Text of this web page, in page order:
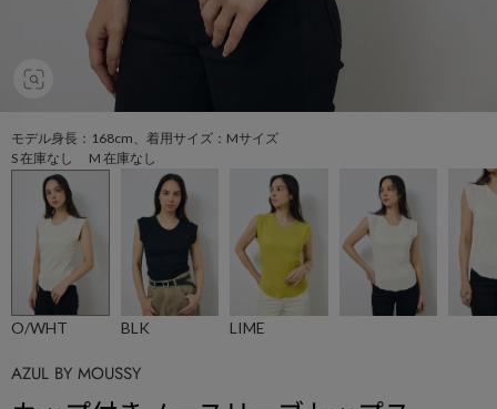
モデル身長：168cm、着用サイズ：Mサイズ
S 在庫なし M 在庫なし
O/WHT BLK LIME
AZUL BY MOUSSY